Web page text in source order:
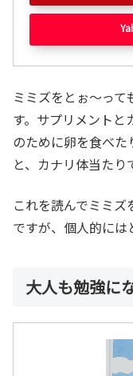
ミミズをとぉ～っ
す。サプリメントと
のために卵を食べた
と、カナリ体当たり
これを読んでミミ
ですが、個人的には
大人も勉強に